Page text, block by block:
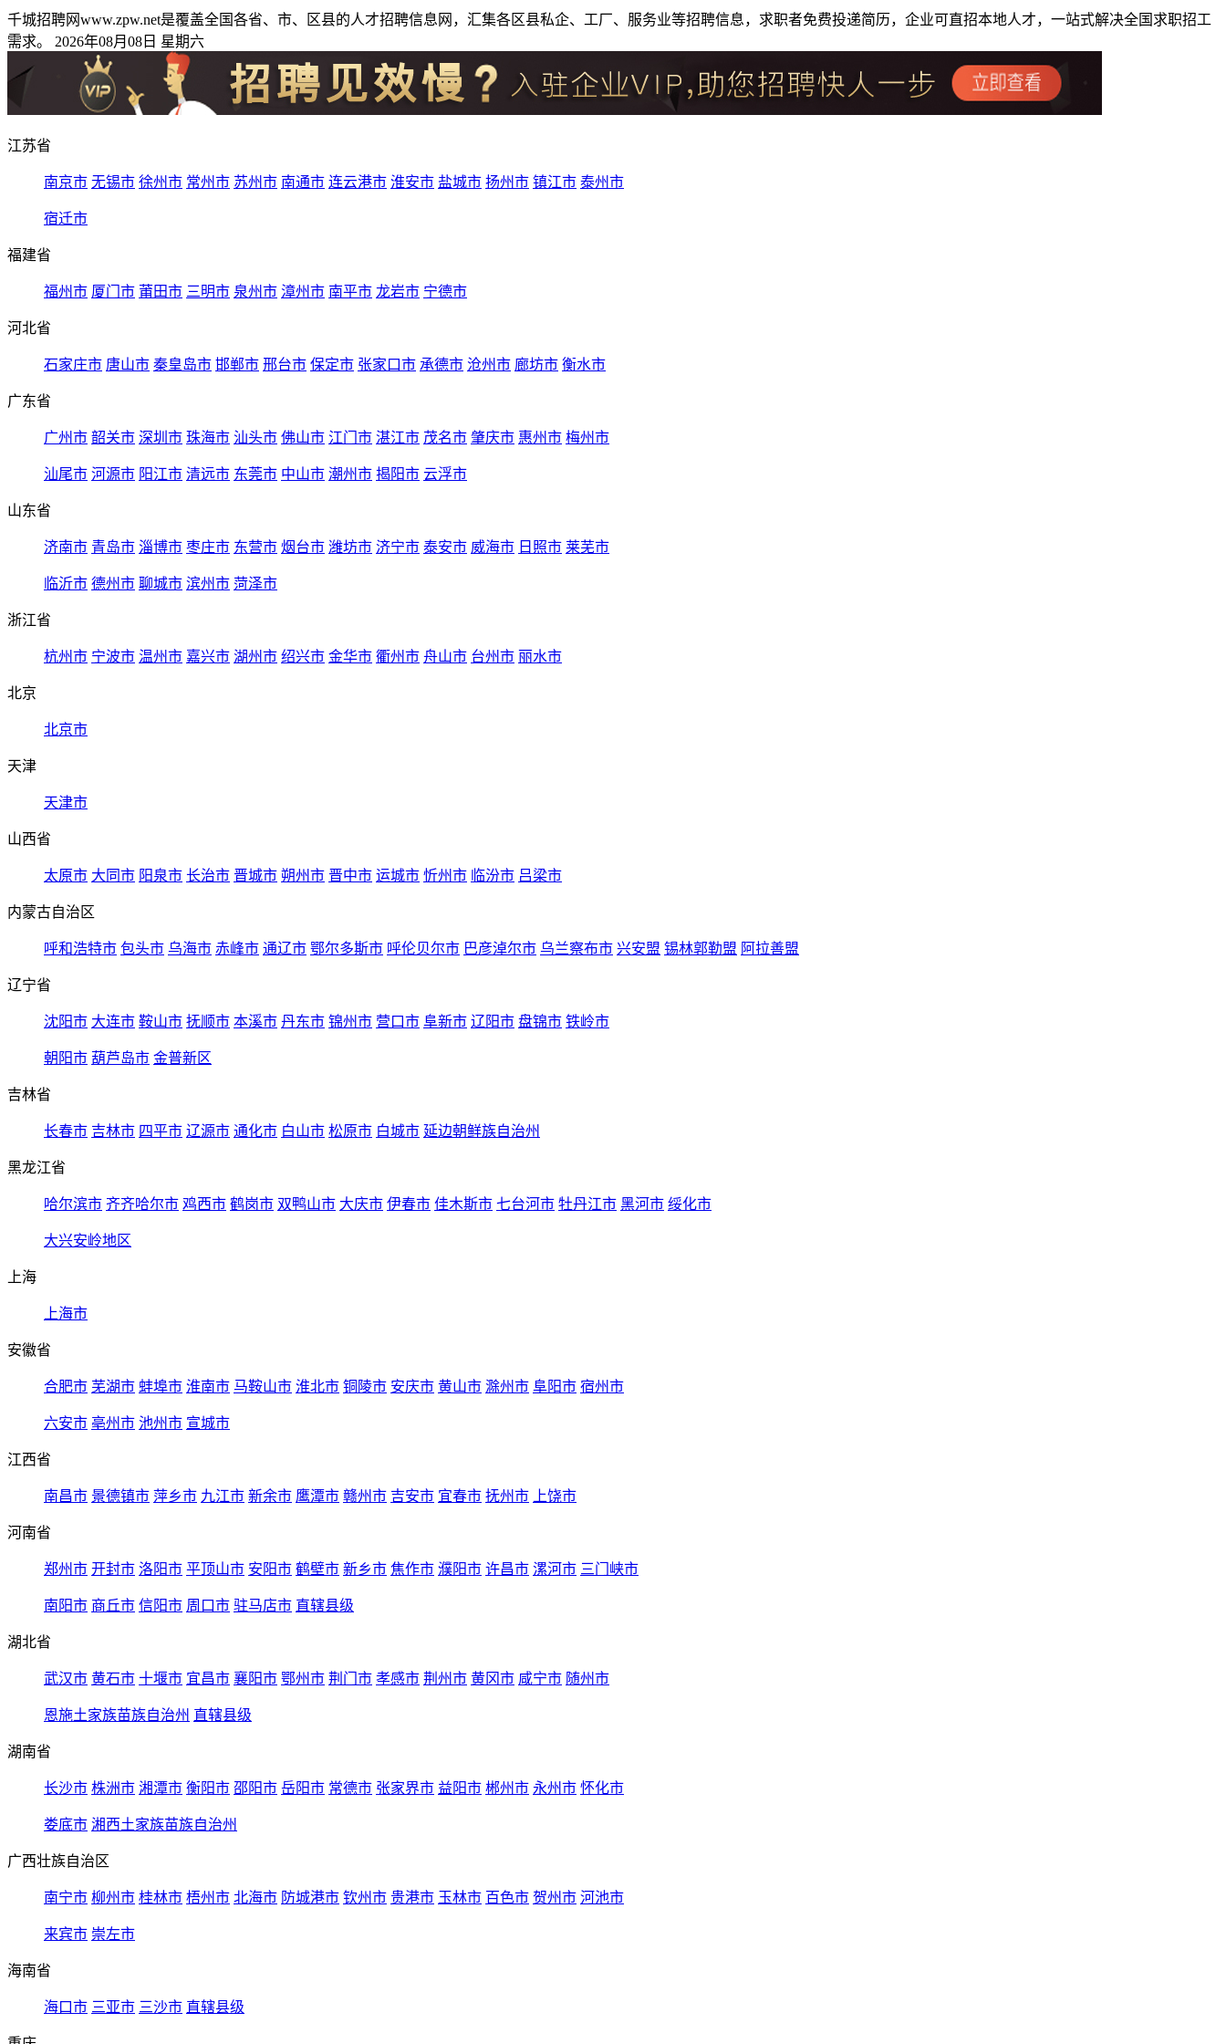
千城招聘网www.zpw.net是覆盖全国各省、市、区县的人才招聘信息网，汇集各区县私企、工厂、服务业等招聘信息，求职者免费投递简历，企业可直招本地人才，一站式解决全国求职招工
需求。 2026年08月08日 星期六
江苏省
南京市 无锡市 徐州市 常州市 苏州市 南通市 连云港市 淮安市 盐城市 扬州市 镇江市 泰州市
宿迁市
福建省
福州市 厦门市 莆田市 三明市 泉州市 漳州市 南平市 龙岩市 宁德市
河北省
石家庄市 唐山市 秦皇岛市 邯郸市 邢台市 保定市 张家口市 承德市 沧州市 廊坊市 衡水市
广东省
广州市 韶关市 深圳市 珠海市 汕头市 佛山市 江门市 湛江市 茂名市 肇庆市 惠州市 梅州市
汕尾市 河源市 阳江市 清远市 东莞市 中山市 潮州市 揭阳市 云浮市
山东省
济南市 青岛市 淄博市 枣庄市 东营市 烟台市 潍坊市 济宁市 泰安市 威海市 日照市 莱芜市
临沂市 德州市 聊城市 滨州市 菏泽市
浙江省
杭州市 宁波市 温州市 嘉兴市 湖州市 绍兴市 金华市 衢州市 舟山市 台州市 丽水市
北京
北京市
天津
天津市
山西省
太原市 大同市 阳泉市 长治市 晋城市 朔州市 晋中市 运城市 忻州市 临汾市 吕梁市
内蒙古自治区
呼和浩特市 包头市 乌海市 赤峰市 通辽市 鄂尔多斯市 呼伦贝尔市 巴彦淖尔市 乌兰察布市 兴安盟 锡林郭勒盟 阿拉善盟
辽宁省
沈阳市 大连市 鞍山市 抚顺市 本溪市 丹东市 锦州市 营口市 阜新市 辽阳市 盘锦市 铁岭市
朝阳市 葫芦岛市 金普新区
吉林省
长春市 吉林市 四平市 辽源市 通化市 白山市 松原市 白城市 延边朝鲜族自治州
黑龙江省
哈尔滨市 齐齐哈尔市 鸡西市 鹤岗市 双鸭山市 大庆市 伊春市 佳木斯市 七台河市 牡丹江市 黑河市 绥化市
大兴安岭地区
上海
上海市
安徽省
合肥市 芜湖市 蚌埠市 淮南市 马鞍山市 淮北市 铜陵市 安庆市 黄山市 滁州市 阜阳市 宿州市
六安市 亳州市 池州市 宣城市
江西省
南昌市 景德镇市 萍乡市 九江市 新余市 鹰潭市 赣州市 吉安市 宜春市 抚州市 上饶市
河南省
郑州市 开封市 洛阳市 平顶山市 安阳市 鹤壁市 新乡市 焦作市 濮阳市 许昌市 漯河市 三门峡市
南阳市 商丘市 信阳市 周口市 驻马店市 直辖县级
湖北省
武汉市 黄石市 十堰市 宜昌市 襄阳市 鄂州市 荆门市 孝感市 荆州市 黄冈市 咸宁市 随州市
恩施土家族苗族自治州 直辖县级
湖南省
长沙市 株洲市 湘潭市 衡阳市 邵阳市 岳阳市 常德市 张家界市 益阳市 郴州市 永州市 怀化市
娄底市 湘西土家族苗族自治州
广西壮族自治区
南宁市 柳州市 桂林市 梧州市 北海市 防城港市 钦州市 贵港市 玉林市 百色市 贺州市 河池市
来宾市 崇左市
海南省
海口市 三亚市 三沙市 直辖县级